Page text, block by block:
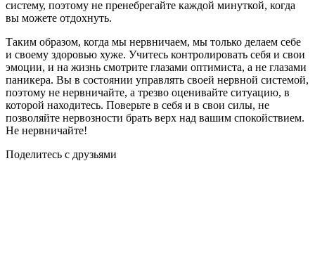
систему, поэтому не пренебрегайте каждой минуткой, когда
вы можете отдохнуть.
Таким образом, когда мы нервничаем, мы только делаем себе
и своему здоровью хуже. Учитесь контролировать себя и свои
эмоции, и на жизнь смотрите глазами оптимиста, а не глазами
паникера. Вы в состоянии управлять своей нервной системой,
поэтому не нервничайте, а трезво оценивайте ситуацию, в
которой находитесь. Поверьте в себя и в свои силы, не
позволяйте нервозности брать верх над вашим спокойствием.
Не нервничайте!
Поделитесь с друзьями